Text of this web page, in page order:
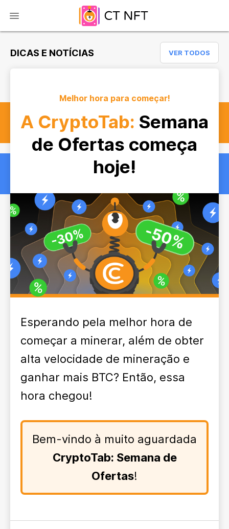
DICAS E NOTÍCIAS VER TODOS
Melhor hora para começar!
A CryptoTab: Semana
de Ofertas começa
hoje!
Esperando pela melhor hora de
começar a minerar, além de obter
alta velocidade de mineração e
ganhar mais BTC? Então, essa
hora chegou!
Bem-vindo à muito aguardada
CryptoTab: Semana de
Ofertas!